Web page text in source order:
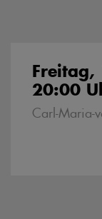
Freitag,
20:00
Carl-Maria-